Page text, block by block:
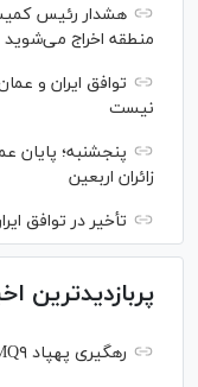
هشدار رئیس
منطقه اخراج می‌شوید
توافق ایران و
نیست
پنجشنبه؛ پایان
ﺯﺍﺋﺮان ﺍﺭﺑﻌﯿﻦ
تأخیر در توافق
پربازدیدترین
رهگیری پهپاد MQ۹ بر فراز تنگه هرمز